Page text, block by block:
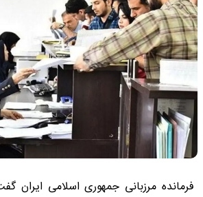
فرمانده مرزبانی جمهوری اسلامی ایران